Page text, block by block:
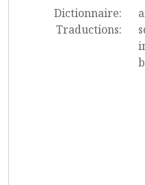
Dictionnaire:
Traductions: